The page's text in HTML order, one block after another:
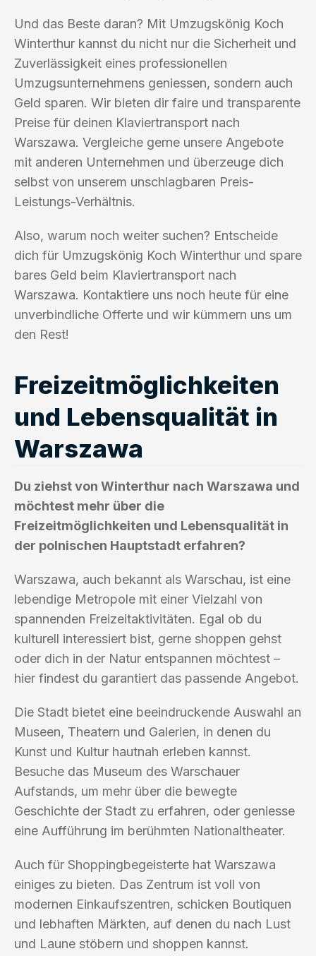
Und das Beste daran? Mit Umzugskönig Koch
Winterthur kannst du nicht nur die Sicherheit und
Zuverlässigkeit eines professionellen
Umzugsunternehmens geniessen, sondern auch
Geld sparen. Wir bieten dir faire und transparente
Preise für deinen Klaviertransport nach
Warszawa. Vergleiche gerne unsere Angebote
mit anderen Unternehmen und überzeuge dich
selbst von unserem unschlagbaren Preis-
Leistungs-Verhältnis.
Also, warum noch weiter suchen? Entscheide
dich für Umzugskönig Koch Winterthur und spare
bares Geld beim Klaviertransport nach
Warszawa. Kontaktiere uns noch heute für eine
unverbindliche Offerte und wir kümmern uns um
den Rest!
Freizeitmöglichkeiten
und Lebensqualität in
Warszawa
Du ziehst von Winterthur nach Warszawa und
möchtest mehr über die
Freizeitmöglichkeiten und Lebensqualität in
der polnischen Hauptstadt erfahren?
Warszawa, auch bekannt als Warschau, ist eine
lebendige Metropole mit einer Vielzahl von
spannenden Freizeitaktivitäten. Egal ob du
kulturell interessiert bist, gerne shoppen gehst
oder dich in der Natur entspannen möchtest –
hier findest du garantiert das passende Angebot.
Die Stadt bietet eine beeindruckende Auswahl an
Museen, Theatern und Galerien, in denen du
Kunst und Kultur hautnah erleben kannst.
Besuche das Museum des Warschauer
Aufstands, um mehr über die bewegte
Geschichte der Stadt zu erfahren, oder geniesse
eine Aufführung im berühmten Nationaltheater.
Auch für Shoppingbegeisterte hat Warszawa
einiges zu bieten. Das Zentrum ist voll von
modernen Einkaufszentren, schicken Boutiquen
und lebhaften Märkten, auf denen du nach Lust
und Laune stöbern und shoppen kannst.